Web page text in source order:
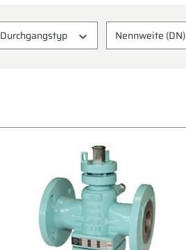
Durchgangstyp Nennweite (DN)